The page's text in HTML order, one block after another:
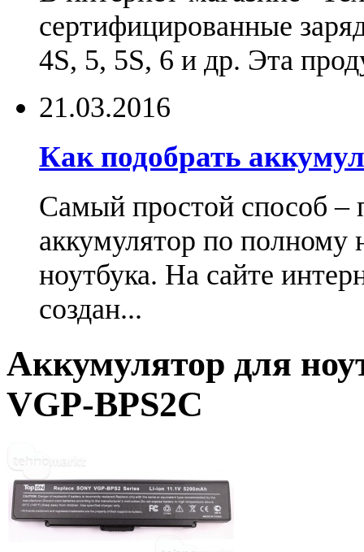
сертифицированные
4S, 5, 5S, 6 и др. Эта
21.03.2016
Как подобрать
Самый простой способ –
аккумулятор по
ноутбука. На сайте
создан...
Аккумулятор для
VGP-BPS2C